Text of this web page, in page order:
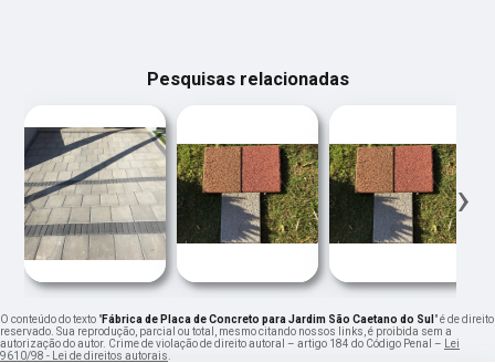
Pesquisas relacionadas
‹ ›
O conteúdo do texto "Fábrica de Placa de Concreto para Jardim São Caetano do Sul " é de direito
reservado. Sua reprodução, parcial ou total, mesmo citando nossos links, é proibida sem a
autorização do autor. Crime de violação de direito autoral – artigo 184 do Código Penal –
Lei
9610/98 - Lei de direitos autorais